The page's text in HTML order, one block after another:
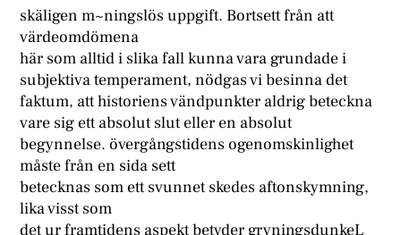
skäligen m~ningslös uppgift. Bortsett från att
värdeomdömena
här som alltid i slika fall kunna vara grundade i
subjektiva temperament, nödgas vi besinna det
faktum, att historiens vändpunkter aldrig beteckna
vare sig ett absolut slut eller en absolut
begynnelse. övergångstidens ogenomskinlighet
måste från en sida sett
betecknas som ett svunnet skedes aftonskymning,
lika visst som
det ur framtidens aspekt betyder gryningsdunkeL